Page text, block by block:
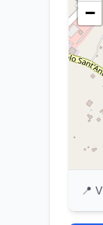
−
📍